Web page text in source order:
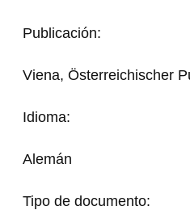
Publicación:
Viena, Österreichischer
Idioma:
Alemán
Tipo de documento: